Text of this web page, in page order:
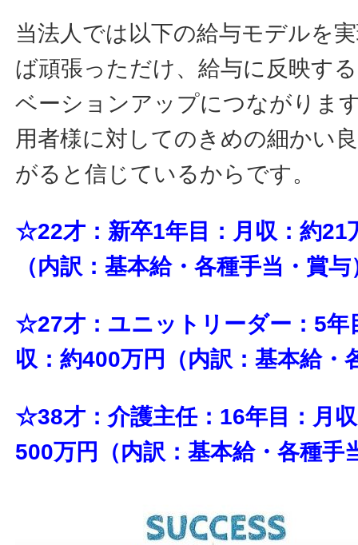
当法人では以下の給与モデルを
ば頑張っただけ、給与に反映す
ベーションアップにつながりま
用者様に対してのきめの細かい
がると信じているからです。
☆22才：新卒1年目：月収：約21
（内訳：基本給・各種手当・賞与
☆27才：ユニットリーダー：5年
収：約400万円（内訳：基本給・
☆38才：介護主任：16年目：月
500万円（内訳：基本給・各種手